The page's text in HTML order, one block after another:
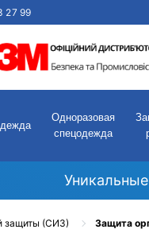
27 99
Одноразовая
спецодежда
защиты (СИЗ) Защита